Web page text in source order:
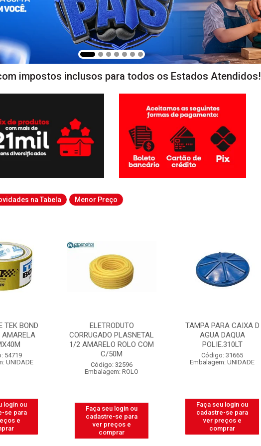
impostos inclusos para todos os Estados Atendidos!
na Tabela Menor Preço
TEK BOND
54719
UNIDADE
login ou
se para
e
ELETRODUTO
CORRUGADO PLASNETAL
1/2 AMARELO ROLO COM
C/50M
Código: 32596
Embalagem: ROLO
Faça seu login ou
cadastre-se para
ver preços e
comprar
TAMPA PARA CAIXA D
AGUA DAQUA
POLIE.310LT
Código: 31665
Embalagem: UNIDADE
Faça seu login ou
cadastre-se para
ver preços e
comprar